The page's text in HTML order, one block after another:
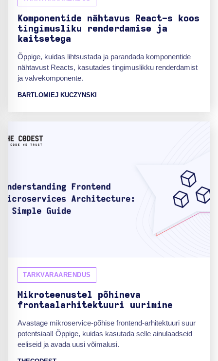
Komponentide nähtavus React-s koos
tingimusliku renderdamise ja
kaitsetega
Õppige, kuidas lihtsustada ja parandada komponentide
nähtavust Reacts, kasutades tingimuslikku renderdamist
ja valvekomponente.
BARTLOMIEJ KUCZYNSKI
TARKVARAARENDUS
Mikroteenustel põhineva
frontaalarhitektuuri uurimine
Avastage mikroservice-põhise frontend-arhitektuuri suur
potentsiaal! Õppige, kuidas kasutada selle ainulaadseid
eeliseid ja avada uusi võimalusi.